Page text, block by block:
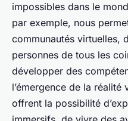
impossibles dans le
par exemple, nous
communautés virtuelles,
personnes de tous les
développer des
l’émergence de la
offrent la possibilité